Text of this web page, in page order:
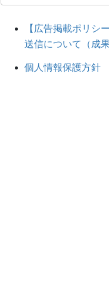
【広告掲載ポリシ
送信について（成
個人情報保護方針